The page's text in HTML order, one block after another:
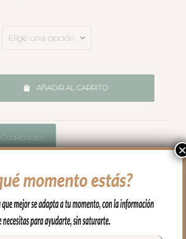
AÑADIR AL CARRITO
Cualidades
×